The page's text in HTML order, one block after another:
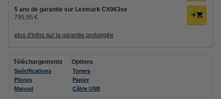
5 ans de garantie sur Lexmark CX963se
795,95 €
plus d'infos sur la garantie prolongée
Téléchargements
Spécifications
Pilotes
Manuel
Options
Toners
Papier
Câble USB